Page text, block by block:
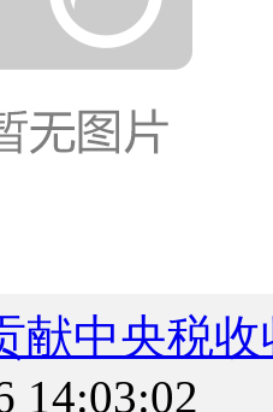
献中央税
14:03:02